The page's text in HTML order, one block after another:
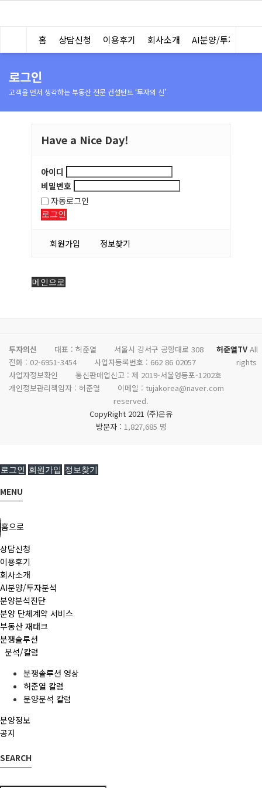
홈 상담신청 이용후기 회사소개 AI분양/투자분석
로그인
고객을 먼저 생각하는 부동산 전문 컨설턴트 ‘투자의 신’
Have a Nice Day!
아이디
비밀번호
자동로그인
로그인
회원가입 정보찾기
메인으로
투자의신 대표 : 허준열
서울시 강서구 공항대로 308
전화 : 02-6951-3454 사업자등록번호 : 662 86 02057
사업자정보확인
통신판매업신고 : 제 2019-서울영등포-1202호
개인정보관리책임자 : 허준열
이메일 : tujakorea@naver.com
허준열TV All
rights
reserved.
CopyRight 2021 (주)은유
방문자 : 1,827,685 명
로그인 회원가입 정보찾기
MENU
홈으로
상담신청
이용후기
회사소개
AI분양/투자분석
분양분석진단
분양 단체계약 서비스
부동산 재태크
분쟁솔루션
분석/칼럼
분쟁솔루션 영상
허준열 칼럼
분양분석 칼럼
분양정보
공지
SEARCH